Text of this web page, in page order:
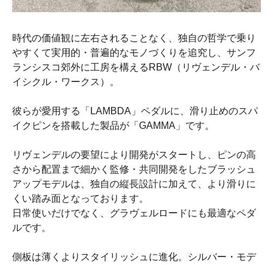
時代の価値観に左右されることなく、独自の哲学で乗り
やすくて実用的・普遍的なモノづくりを追究し、サンフ
ランシスコ郊外に工房を構えるRBW（リヴェンデル・バ
イシクル・ワークス）。
彼らが愛用する「LAMBDA」ペダルに、滑り止めのスパ
イクピンを搭載した製品が「GAMMA」です。
リヴェンデルの要望により開発がスタートし、ピンの高
さから配置まで細かく監修・共同開発をしたブラッシュ
アップモデルは、独自の縦長設計に加えて、より滑りに
くい踏み面となっております。
日常使いだけでなく、グラヴェルロードにも最適なペダ
ルです。
側板は薄くよりスタイリッシュに進化。シルバー・モデ